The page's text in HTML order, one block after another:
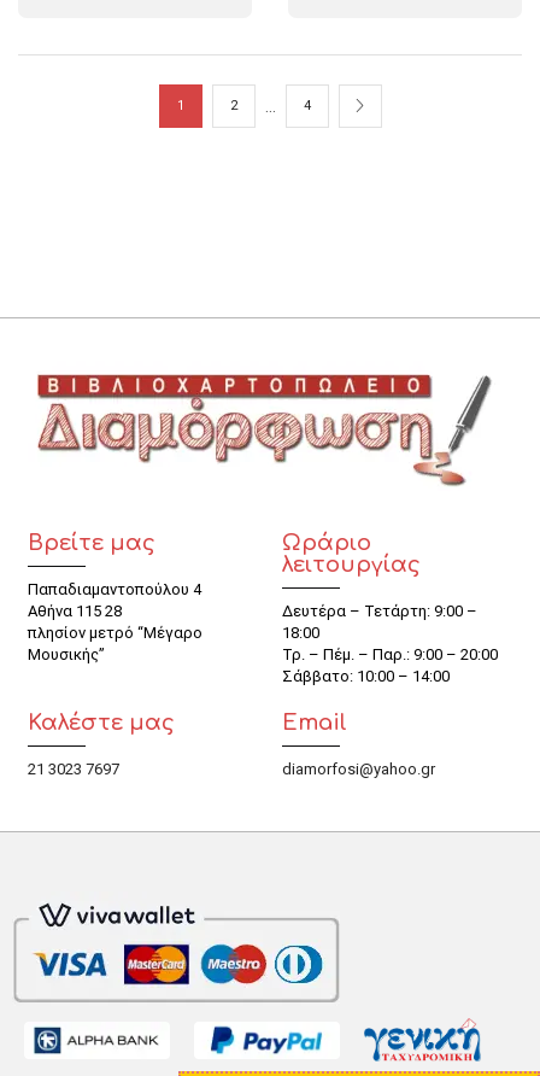
1 2 … 4
Βρείτε μας
Παπαδιαμαντοπούλου 4
Αθήνα 115 28
πλησίον μετρό “Μέγαρο
Μουσικής”
Ωράριο
λειτουργίας
Δευτέρα – Τετάρτη: 9:00 –
18:00
Τρ. – Πέμ. – Παρ.: 9:00 – 20:00
Σάββατο: 10:00 – 14:00
Καλέστε μας
21 3023 7697
Email
diamorfosi@yahoo.gr